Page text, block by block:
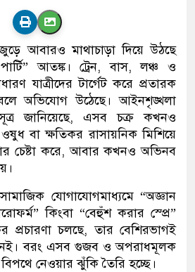
আবারও মাথাচাড়া দিয়ে উঠছে
আতঙ্ক। ট্রেন, বাস, লঞ্চ ও
যাত্রীদের টার্গেট করে প্রতারক
অভিযোগ উঠেছে। আইনশৃঙ্খলা
জানিয়েছে, এসব চক্র কখনও
বা ক্ষতিকর রাসায়নিক মিশিয়ে
চেষ্টা করে, আবার কখনও অভিনব
যোগাযোগমাধ্যমে “অজ্ঞান
কিংবা “বেহুঁশ করার স্প্রে”
প্রচারণা চলছে, তার বেশিরভাগই
নেই। বরং এসব গুজব ও অপরাধমূলক
নেওয়ার ঝুঁকি তৈরি হচ্ছে।